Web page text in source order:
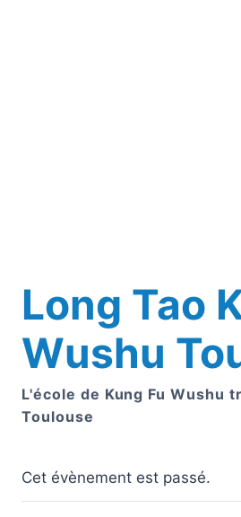
Long Tao
Wushu
L'école de Kung Fu Wushu
Toulouse
Cet évènement est passé.